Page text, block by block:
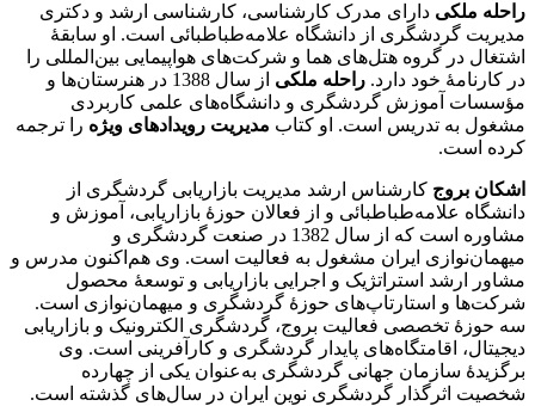
راحله ملکی دارای مدرک کارشناسی، کارشناسی ارشد و دکتری
مدیریت گردشگری از دانشگاه علامه‌طباطبائی است. او سابقۀ
اشتغال در گروه هتل‌های هما و شرکت‌های هواپیمایی بین‌المللی را
در کارنامۀ خود دارد. راحله ملکی
از سال 1388 در هنرستان‌ها و
مؤسسات آموزش گردشگری و دانشگاه‌های علمی کاربردی
مشغول به تدریس است. او کتاب مدیریت رویدادهای ویژه را ترجمه
کرده است.
اشکان بروج کارشناس ارشد مدیریت بازاریابی گردشگری از
دانشگاه علامه‌طباطبائی و از فعالان حوزۀ بازاریابی، آموزش و
مشاوره است که از سال 1382 در صنعت گردشگری و
میهمان‌نوازی ایران مشغول به فعالیت است. وی هم‌اکنون مدرس و
مشاور ارشد استراتژیک و اجرایی بازاریابی و توسعۀ محصول
شرکت‌ها و استارتاپ‌های حوزۀ گردشگری و میهمان‌نوازی است.
سه حوزۀ تخصصی فعالیت بروج، گردشگری الکترونیک و بازاریابی
دیجیتال، اقامتگاه‌های پایدار گردشگری و کارآفرینی است. وی
برگزیدۀ سازمان جهانی گردشگری به‌عنوان یکی از چهارده
شخصیت اثرگذار گردشگری نوین ایران در سال‌های گذشته است.